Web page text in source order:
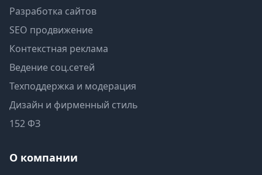
Разработка сайтов
SEO продвижение
Контекстная реклама
Ведение соц.сетей
Техподдержка и модерация
Дизайн и фирменный стиль
152 ФЗ
О компании